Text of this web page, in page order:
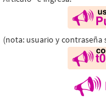
(nota: usuario y